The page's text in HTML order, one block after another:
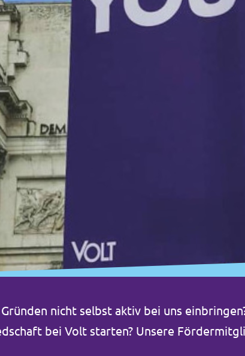
Shop
nicht selbst aktiv bei uns
bei Volt starten? Unsere